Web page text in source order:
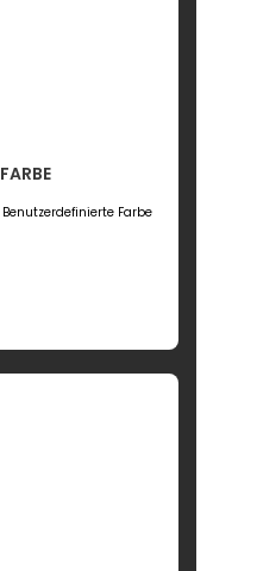
FARBE
Benutzerdefinierte Farbe